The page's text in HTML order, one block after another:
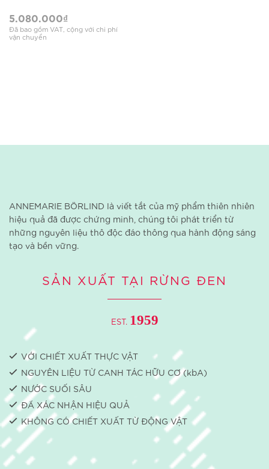
5.080.000₫
Đã bao gồm VAT, cộng với chi phí
vận chuyển
ANNEMARIE BÖRLIND là viết tắt của mỹ phẩm thiên nhiên
hiệu quả đã được chứng minh, chúng tôi phát triển từ
những nguyên liệu thô độc đáo thông qua hành động sáng
tạo và bền vững.
SẢN XUẤT TẠI RỪNG ĐEN
EST. 1959
VỚI CHIẾT XUẤT THỰC VẬT
NGUYÊN LIỆU TỪ CANH TÁC HỮU CƠ (kbA)
NƯỚC SUỐI SÂU
ĐÃ XÁC NHẬN HIỆU QUẢ
KHÔNG CÓ CHIẾT XUẤT TỪ ​​ĐỘNG VẬT